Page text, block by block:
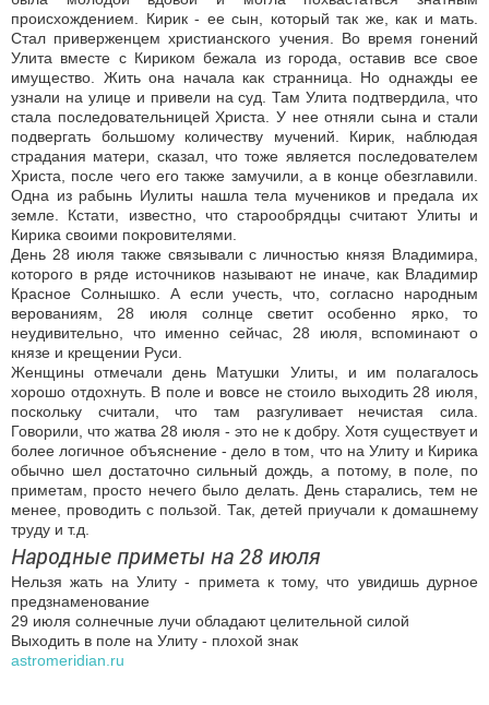
происхождением. Кирик - ее сын, который так же, как и мать.
Стал приверженцем христианского учения. Во время гонений
Улита вместе с Кириком бежала из города, оставив все свое
имущество. Жить она начала как странница. Но однажды ее
узнали на улице и привели на суд. Там Улита подтвердила, что
стала последовательницей Христа. У нее отняли сына и стали
подвергать большому количеству мучений. Кирик, наблюдая
страдания матери, сказал, что тоже является последователем
Христа, после чего его также замучили, а в конце обезглавили.
Одна из рабынь Иулиты нашла тела мучеников и предала их
земле. Кстати, известно, что старообрядцы считают Улиты и
Кирика своими покровителями.
День 28 июля также связывали с личностью князя Владимира,
которого в ряде источников называют не иначе, как Владимир
Красное Солнышко. А если учесть, что, согласно народным
верованиям, 28 июля солнце светит особенно ярко, то
неудивительно, что именно сейчас, 28 июля, вспоминают о
князе и крещении Руси.
Женщины отмечали день Матушки Улиты, и им полагалось
хорошо отдохнуть. В поле и вовсе не стоило выходить 28 июля,
поскольку считали, что там разгуливает нечистая сила.
Говорили, что жатва 28 июля - это не к добру. Хотя существует и
более логичное объяснение - дело в том, что на Улиту и Кирика
обычно шел достаточно сильный дождь, а потому, в поле, по
приметам, просто нечего было делать. День старались, тем не
менее, проводить с пользой. Так, детей приучали к домашнему
труду и т.д.
Народные приметы на 28 июля
Нельзя жать на Улиту - примета к тому, что увидишь дурное
предзнаменование
29 июля солнечные лучи обладают целительной силой
Выходить в поле на Улиту - плохой знак
astromeridian.ru